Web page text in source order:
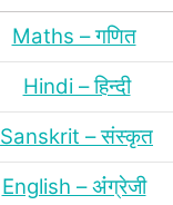
Maths – गणित
Hindi – हिन्‍दी
Sanskrit – संस्‍कृत
English – अंंग्रेजी